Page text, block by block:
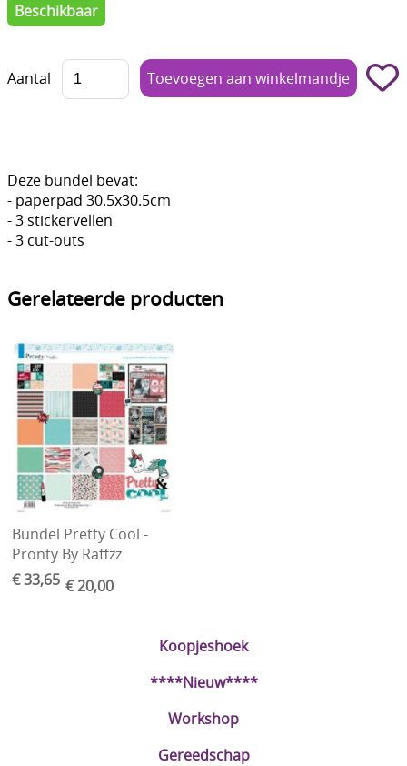
Kleuren - verf - Mediums
Cadeaubon
Merken
Voor de kids
Koopjeshoek
****Nieuw****
Workshop
Gereedschap
Beschikbaar
Aantal
Deze bundel bevat:
- paperpad 30.5x30.5cm
- 3 stickervellen
- 3 cut-outs
Gerelateerde producten
Bundel Pretty Cool -
Pronty By Raffzz
€ 33,65 € 20,00